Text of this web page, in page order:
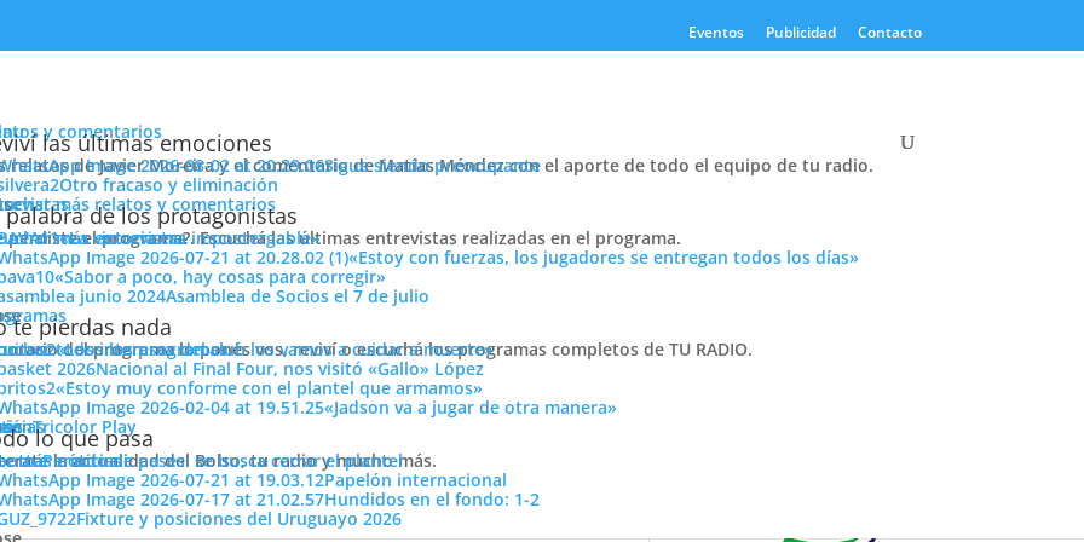
Eventos Publicidad Contacto
y comentarios
las últimas emociones
relatos de Javier Moreira y el comentario de Matías Méndez con el aporte de todo el equipo de tu radio.
Sigue siendo preocupante
Otro fracaso y eliminación
más relatos y comentarios
palabra de los protagonistas
perdiste el programa?. Escuchá las últimas entrevistas realizadas en el programa.
más entrevistas
«La victoria era impostergable»
«Estoy con fuerzas, los jugadores se entregan todos los días»
«Sabor a poco, hay cosas para corregir»
Asamblea de Socios el 7 de julio
te pierdas nada
del programa lo ponés vos, reviví o escuchá los programas completos de TU RADIO.
todos los programas
«Los intereses del club los vamos a cuidar a muerte»
Nacional al Final Four, nos visitó «Gallo» López
«Estoy muy conforme con el plantel que armamos»
«Jadson va a jugar de otra manera»
Play
lo que pasa
la actualidad del Bolso, tu radio y mucho más.
más noticias
Período de pases: se busca cerrar el plantel
Papelón internacional
Hundidos en el fondo: 1-2
Fixture y posiciones del Uruguayo 2026
a Rentistas, con Espino en el lateral zurdo. Seba Fernández entró en
Twitter
Cativelli